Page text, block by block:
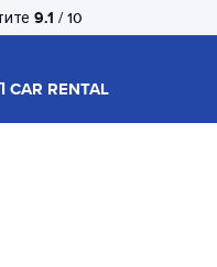
9.1 / 10
RENTAL